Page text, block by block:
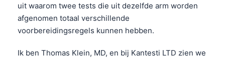
uit waarom twee tests die uit dezelfde arm worden
afgenomen totaal verschillende
voorbereidingsregels kunnen hebben.
Ik ben Thomas Klein, MD, en bij Kantesti LTD zien we